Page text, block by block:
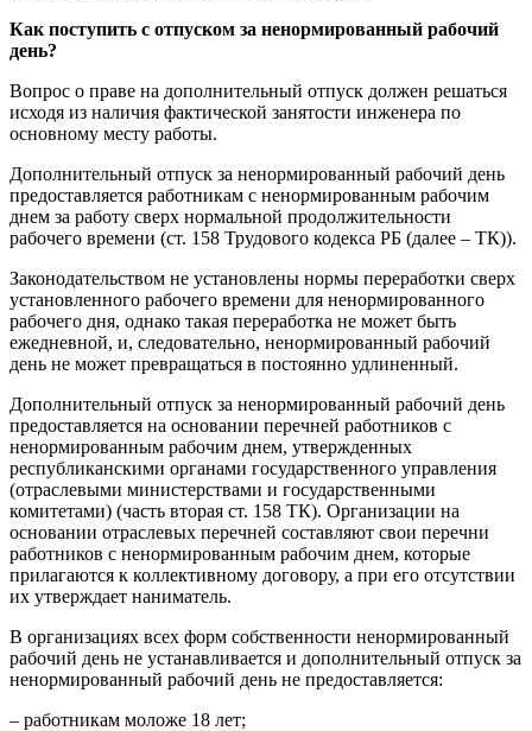
Как поступить с отпуском за ненормированный рабочий
день?
Вопрос о праве на дополнительный отпуск должен решаться
исходя из наличия фактической занятости инженера по
основному месту работы.
Дополнительный отпуск за ненормированный рабочий день
предоставляется работникам с ненормированным рабочим
днем за работу сверх нормальной продолжительности
рабочего времени (ст. 158 Трудового кодекса РБ (далее – ТК)).
Законодательством не установлены нормы переработки сверх
установленного рабочего времени для ненормированного
рабочего дня, однако такая переработка не может быть
ежедневной, и, следовательно, ненормированный рабочий
день не может превращаться в постоянно удлиненный.
Дополнительный отпуск за ненормированный рабочий день
предоставляется на основании перечней работников с
ненормированным рабочим днем, утвержденных
республиканскими органами государственного управления
(отраслевыми министерствами и государственными
комитетами) (часть вторая ст. 158 ТК). Организации на
основании отраслевых перечней составляют свои перечни
работников с ненормированным рабочим днем, которые
прилагаются к коллективному договору, а при его отсутствии
их утверждает наниматель.
В организациях всех форм собственности ненормированный
рабочий день не устанавливается и дополнительный отпуск за
ненормированный рабочий день не предоставляется:
– работникам моложе 18 лет;